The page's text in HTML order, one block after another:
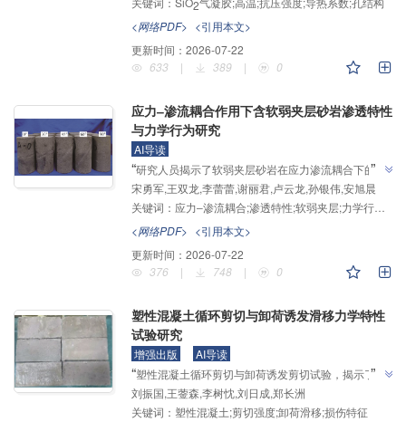
试件其抗压强度与导热系数均低于自然冷却试件"，为
高温工程材料性能优化提供了依据。
2
<网络PDF> <引用本文>
更新时间： 2026-07-22
633
| 389 | 0
应力‒渗流耦合作用下含软弱夹层砂岩渗透特性
与力学行为研究
AI导读
“研究人员揭示了软弱夹层砂岩在应力渗流耦合下的力
学与渗透特性，建立了不同倾角夹层岩样的破坏模式与
渗透率演化规律，为深部地下工程围岩稳定性评价和渗
流控制提供了理论基础。
”
宋勇军,王双龙,李蕾蕾,谢丽君,卢云龙,孙银伟,安旭晨
关键词： 应力‒渗流耦合;渗透特性;软弱夹层;力学行为;声发射
<网络PDF> <引用本文>
更新时间： 2026-07-22
376
| 748 | 0
塑性混凝土循环剪切与卸荷诱发滑移力学特性
试验研究
增强出版 AI导读
“塑性混凝土循环剪切与卸荷诱发剪切试验，揭示了复
杂加载路径下塑性混凝土的力学响应机制，为解决复杂
应力条件下工程结构设计和安全性评估问题提供解决方
”
刘振国,王蓥森,李树忱,刘日成,郑长洲
关键词： 塑性混凝土;剪切强度;卸荷滑移;损伤特征